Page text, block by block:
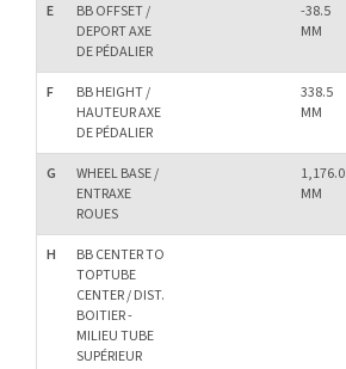
E
BB OFFSET /
DEPORT AXE
DE PÉDALIER
-38.5
MM
F
BB HEIGHT /
HAUTEUR AXE
DE PÉDALIER
338.5
MM
G
WHEEL BASE /
ENTRAXE
ROUES
1,176.0
MM
H
BB CENTER TO
TOPTUBE
CENTER / DIST.
BOITIER -
MILIEU TUBE
SUPÉRIEUR